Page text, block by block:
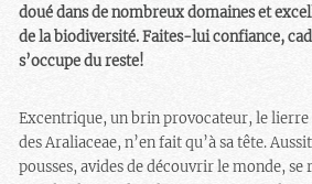
doué dans de nombreux domaines et
de la biodiversité. Faites-lui confiance,
s’occupe du reste!
Excentrique, un brin provocateur, le
des Araliaceae, n’en fait qu’à sa tête.
pousses, avides de découvrir le monde,